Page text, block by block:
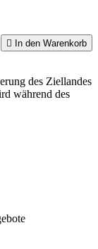
 In den Warenkorb
des Ziellandes
während des